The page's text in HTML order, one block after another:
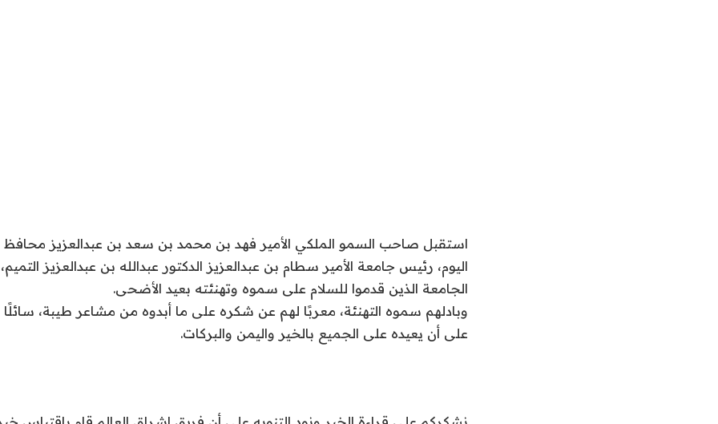
استقبل صاحب السمو الملكي الأمير فهد بن محمد بن سعد بن عبدالعزيز محافظ
اليوم، رئيس جامعة الأمير سطام بن عبدالعزيز الدكتور عبدالله بن عبدالعزيز
الجامعة الذين قدموا للسلام على سموه وتهنئته بعيد الأضحى.
وبادلهم سموه التهنئة، معربًا لهم عن شكره على ما أبدوه من مشاعر طيبة، سائلًا
على أن يعيده على الجميع بالخير واليمن والبركات.